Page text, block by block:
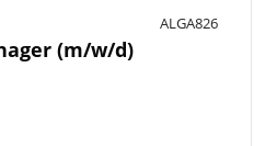
ALGA826
(m/w/d)